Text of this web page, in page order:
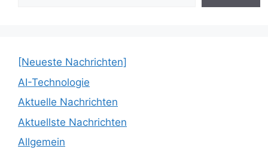
[Neueste Nachrichten]
AI-Technologie
Aktuelle Nachrichten
Aktuellste Nachrichten
Allgemein